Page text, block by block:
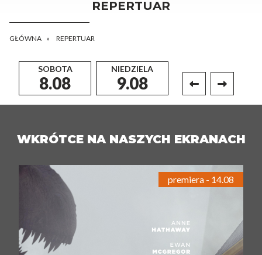
REPERTUAR
GŁÓWNA REPERTUAR
SOBOTA
8.08
NIEDZIELA
9.08 10.08
WKRÓTCE NA NASZYCH EKRANACH
premiera - 14.08